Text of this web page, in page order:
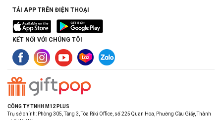
TẢI APP TRÊN ĐIỆN THOẠI
KẾT NỐI VỚI CHÚNG TÔI
CÔNG TY TNHH M12 PLUS
Trụ sở chính: Phòng 305, Tầng 3, Tòa Riki Office, số 225 Quan Hoa, Phường Cầu Giấy, Thành